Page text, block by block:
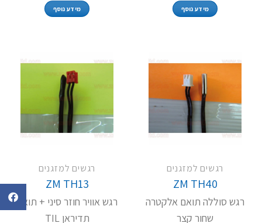
מידע נוסף מידע נוסף
רגשים למזגנים
ZM TH40
רגש סוללה תואם אלקטרה
שחור קצר
רגשים למזגנים
ZM TH13
רגש אוויר חוזר סיני + תואם
תדיראן TIL